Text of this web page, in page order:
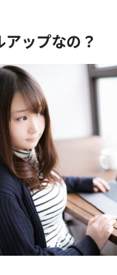
ップなの？